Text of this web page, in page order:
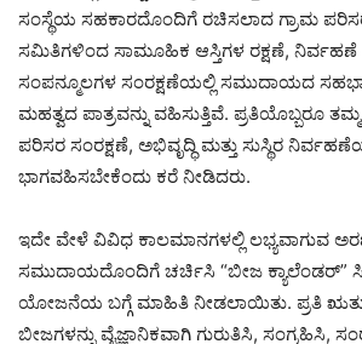
ಸಂಸ್ಥೆಯ ಸಹಕಾರದೊಂದಿಗೆ ರಚಿಸಲಾದ ಗ್ರಾಮ
ಸಮಿತಿಗಳಿಂದ ಸಾಮೂಹಿಕ ಆಸ್ತಿಗಳ ರಕ್ಷಣೆ, ನಿರ್ವಹಣೆ
ಸಂಪನ್ಮೂಲಗಳ ಸಂರಕ್ಷಣೆಯಲ್ಲಿ ಸಮುದಾಯದ
ಮಹತ್ವದ ಪಾತ್ರವನ್ನು ವಹಿಸುತ್ತಿವೆ. ಪ್ರತಿಯೊಬ್ಬರೂ
ಪರಿಸರ ಸಂರಕ್ಷಣೆ, ಅಭಿವೃದ್ಧಿ ಮತ್ತು ಸುಸ್ಥಿರ
ಭಾಗವಹಿಸಬೇಕೆಂದು ಕರೆ ನೀಡಿದರು.
ಇದೇ ವೇಳೆ ವಿವಿಧ ಕಾಲಮಾನಗಳಲ್ಲಿ ಲಭ್ಯವಾಗುವ
ಸಮುದಾಯದೊಂದಿಗೆ ಚರ್ಚಿಸಿ “ಬೀಜ ಕ್ಯಾಲೆಂಡರ್”
ಯೋಜನೆಯ ಬಗ್ಗೆ ಮಾಹಿತಿ ನೀಡಲಾಯಿತು. ಪ್ರತಿ
ಬೀಜಗಳನ್ನು ವೈಜ್ಞಾನಿಕವಾಗಿ ಗುರುತಿಸಿ, ಸಂಗ್ರಹಿಸಿ,